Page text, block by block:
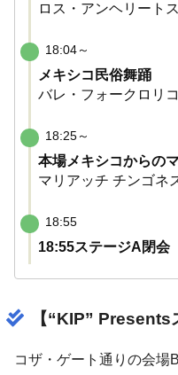
ロス・アンヘリート
18:04～
メキシコ民俗舞踊
バレ・フォークロリ
18:25～
本場メキシコからの
マリアッチ チンゴネ
18:55
18:55ステージA閉会
【“KIP” Presents
コザ・ゲート通りの会場